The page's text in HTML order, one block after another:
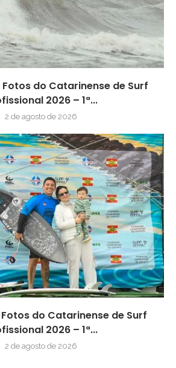
do Catarinense de Surf
2026 – 1ª...
2 de agosto de 2026
Fotos do Catarinense de Surf
2026 – 1ª...
2 de agosto de 2026